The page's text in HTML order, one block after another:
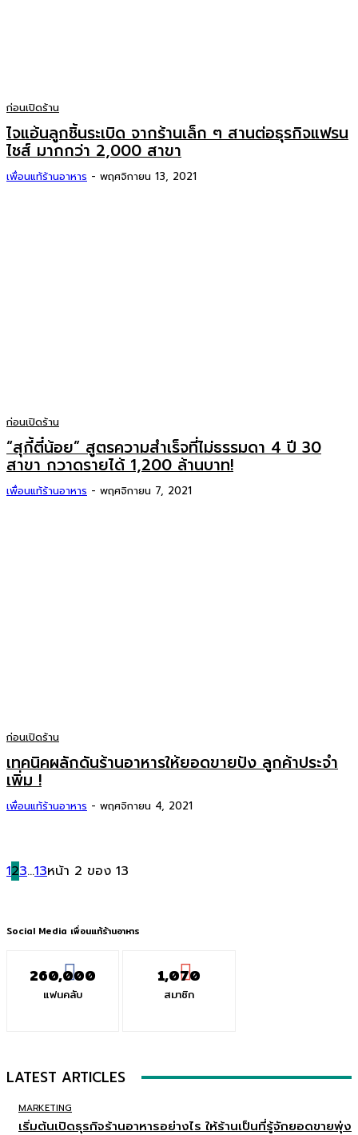
ก่อนเปิดร้าน
ไจแอ้นลูกชิ้นระเบิด จากร้านเล็ก ๆ สานต่อธุรกิจแฟรน
ไชส์ มากกว่า 2,000 สาขา
เพื่อนแท้ร้านอาหาร - พฤศจิกายน 13, 2021
ก่อนเปิดร้าน
“สุกี้ตี๋น้อย” สูตรความสำเร็จที่ไม่ธรรมดา 4 ปี 30
สาขา กวาดรายได้ 1,200 ล้านบาท!
เพื่อนแท้ร้านอาหาร - พฤศจิกายน 7, 2021
ก่อนเปิดร้าน
เทคนิคผลักดันร้านอาหารให้ยอดขายปัง ลูกค้าประจำ
เพิ่ม !
เพื่อนแท้ร้านอาหาร - พฤศจิกายน 4, 2021
123...13หน้า 2 ของ 13
Social Media เพื่อนแท้ร้านอาหาร
260,000
แฟนคลับ
1,070
สมาชิก
LATEST ARTICLES
MARKETING
เริ่มต้นเปิดธุรกิจร้านอาหารอย่างไร ให้ร้านเป็นที่รู้จักยอดขายพุ่ง